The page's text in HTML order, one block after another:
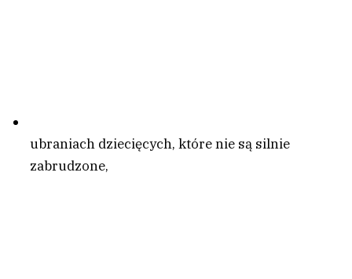
ubraniach dziecięcych, które nie są silnie
zabrudzone,